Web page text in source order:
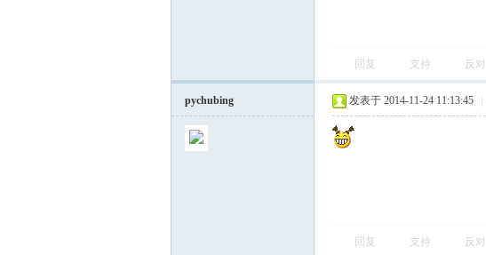
回复 支持 反对
pychubing 发表于 2014-11-24 11:13:45
回复 支持 反对